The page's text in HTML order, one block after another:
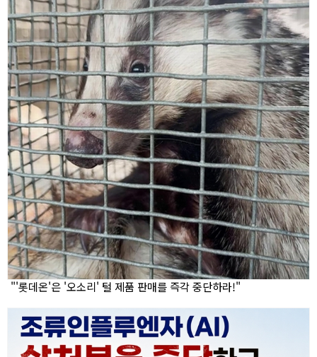
"'롯데온'은 '오소리' 털 제품 판매를 즉각 중단하라!"